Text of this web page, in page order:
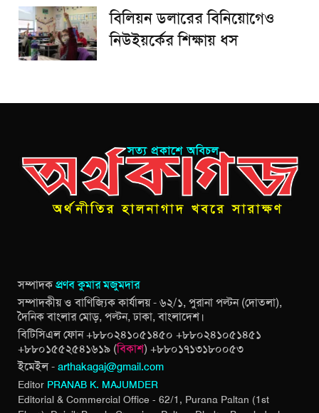
বিলিয়ন ডলারের বিনিয়োগেও
নিউইয়র্কের শিক্ষায় ধস
সম্পাদকপ্রণব কুমার মজুমদার
সম্পাদকীয় ও বাণিজ্যিক কার্যালয় - ৬২/১, পুরানা পল্টন (দোতলা),
দৈনিক বাংলার মোড়, পল্টন, ঢাকা, বাংলাদেশ।
বিটিসিএল ফোন +৮৮০২৪১০৫১৪৫০ +৮৮০২৪১০৫১৪৫১
+৮৮০১৫৫২৫৪১৬১৯ (বিকাশ) +৮৮০১৭১৩১৮০০৫৩
ইমেইল - arthakagaj@gmail.com
Editor PRANAB K. MAJUMDER
Editorial & Commercial Office - 62/1, Purana Paltan (1st